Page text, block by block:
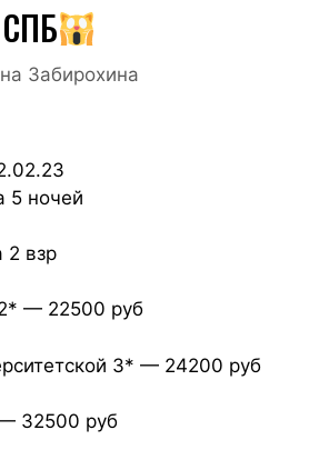
Забирохина
5 ночей
2 взр
— 22500 руб
3* — 24200 руб
32500 руб